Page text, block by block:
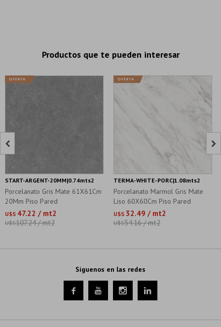
Productos que te pueden interesar
Porcelanato Gris Mate 61X61Cm
20Mm Piso Pared
U$S 47.22 / mt2
U$S107.24 / mt2
START-ARGENT-20MM|0.74mts2
Porcelanato Marmol Gris Mate
Liso 60X60Cm Piso Pared
U$S 32.49 / mt2
U$S54.16 / mt2
TERMA-WHITE-PORC|1.08mts2
 
Síguenos en las redes
   